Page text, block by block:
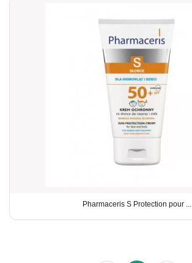
Pharmaceris S Protection pour ...